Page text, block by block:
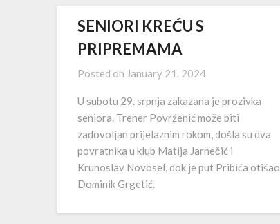
SENIORI KREĆU S
PRIPREMAMA
Posted on January 21. 2024
U subotu 29. srpnja zakazana je prozivka
seniora. Trener Povrženić može biti
zadovoljan prijelaznim rokom, došla su dva
povratnika u klub Matija Jarnečić i
Krunoslav Novosel, dok je put Pribića otišao
Dominik Grgetić.